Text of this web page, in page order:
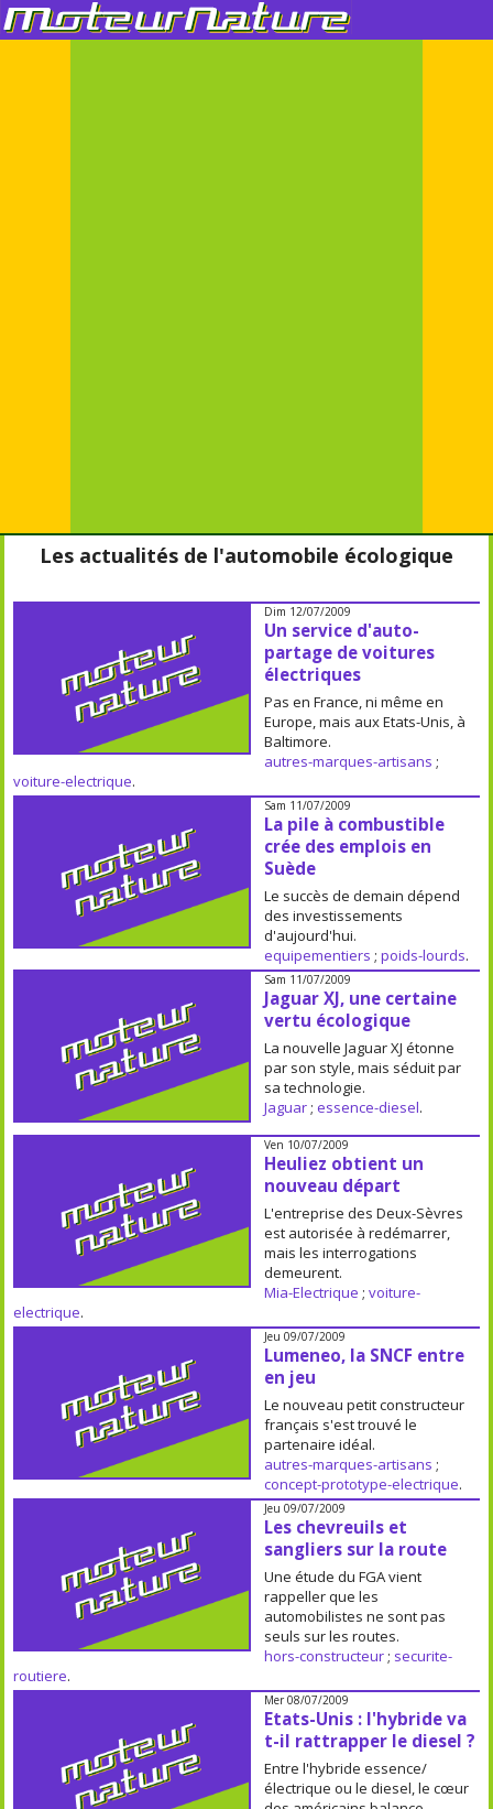
Les actualités de l'automobile écologique
Dim 12/07/2009
Un service d'auto-
partage de voitures
électriques
Pas en France, ni même en
Europe, mais aux Etats-Unis, à
Baltimore.
autres-marques-artisans ;
voiture-electrique.
Sam 11/07/2009
La pile à combustible
crée des emplois en
Suède
Le succès de demain dépend
des investissements
d'aujourd'hui.
equipementiers ; poids-lourds.
Sam 11/07/2009
Jaguar XJ, une certaine
vertu écologique
La nouvelle Jaguar XJ étonne
par son style, mais séduit par
sa technologie.
Jaguar; essence-diesel.
Ven 10/07/2009
Heuliez obtient un
nouveau départ
L'entreprise des Deux-Sèvres
est autorisée à redémarrer,
mais les interrogations
demeurent.
Mia-Electrique ; voiture-
electrique.
Jeu 09/07/2009
Lumeneo, la SNCF entre
en jeu
Le nouveau petit constructeur
français s'est trouvé le
partenaire idéal.
autres-marques-artisans ;
concept-prototype-electrique.
Jeu 09/07/2009
Les chevreuils et
sangliers sur la route
Une étude du FGA vient
rappeller que les
automobilistes ne sont pas
seuls sur les routes.
hors-constructeur; securite-
routiere.
Mer 08/07/2009
Etats-Unis : l'hybride va
t-il rattrapper le diesel ?
Entre l'hybride essence/
électrique ou le diesel, le cœur